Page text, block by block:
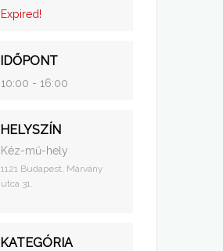
Expired!
IDŐPONT
10:00 - 16:00
HELYSZÍN
Kéz-mű-hely
1121 Budapest, Márvány
utca 31.
KATEGÓRIA